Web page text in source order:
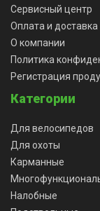
Сервисный центр
Оплата и доставка
О компании
Политика
Регистрация
Категории
Для велосипедов
Для охоты
Карманные
Налобные